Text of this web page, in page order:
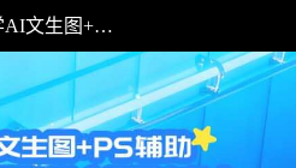
0基础学AI文生图+PS辅助